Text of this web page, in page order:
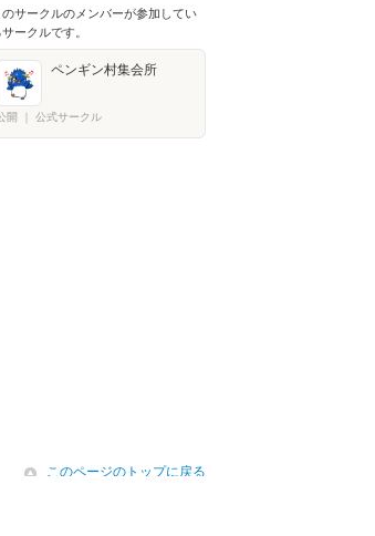
のサークルのメンバーが参加してい
サークルです。
ペンギン村集会所
開 公式サークル
icon
このページのトップに戻る